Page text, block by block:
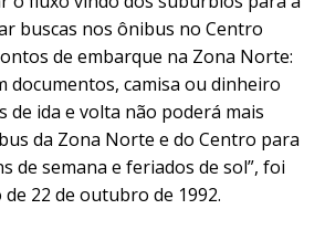
buscas nos ônibus no Centro
de embarque na Zona Norte:
documentos, camisa ou dinheiro
de ida e volta não poderá mais
da Zona Norte e do Centro para
de semana e feriados de sol”, foi
22 de outubro de 1992.